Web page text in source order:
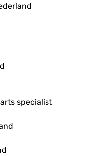
specialist